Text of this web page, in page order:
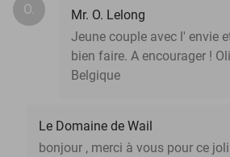
O.
Mr. O. Lelong
Jeune couple avec l' envie
bien faire. A encourager !
Belgique
Le Domaine de Wail
bonjour , merci à vous pour ce